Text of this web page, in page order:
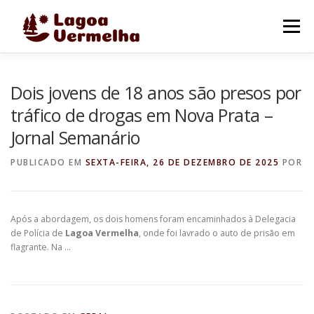
Menu
FALE CONOSCO
Dois jovens de 18 anos são presos por
tráfico de drogas em Nova Prata –
Jornal Semanário
PUBLICADO EM SEXTA-FEIRA, 26 DE DEZEMBRO DE 2025 POR
Após a abordagem, os dois homens foram encaminhados à Delegacia
de Polícia de Lagoa Vermelha, onde foi lavrado o auto de prisão em
flagrante. Na …